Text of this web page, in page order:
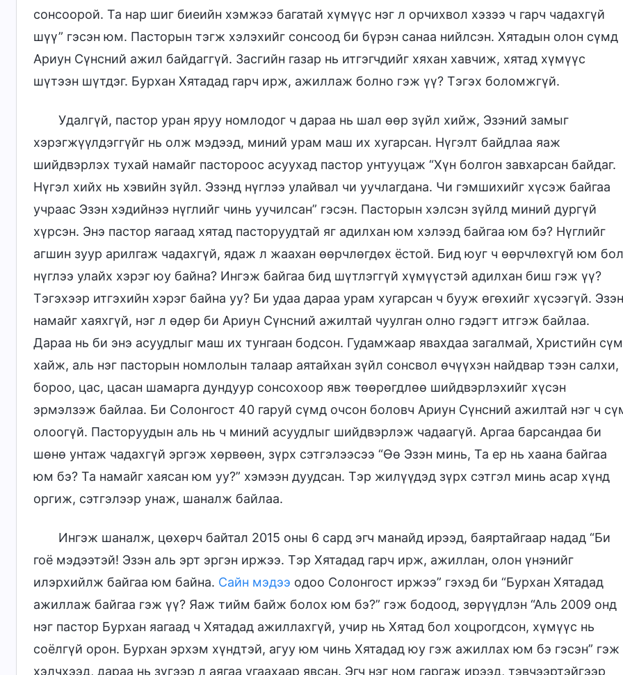
сонсоорой. Та нар шиг биеийн хэмжээ багатай хүмүүс нэг л орчихвол хэзээ ч гарч чадахгүй
шүү” гэсэн юм. Пасторын тэгж хэлэхийг сонсоод би бүрэн санаа нийлсэн. Хятадын олон сүмд
Ариун Сүнсний ажил байдаггүй. Засгийн газар нь итгэгчдийг хяхан хавчиж, хятад хүмүүс
шүтээн шүтдэг. Бурхан Хятадад гарч ирж, ажиллаж болно гэж үү? Тэгэх боломжгүй.
Удалгүй, пастор уран яруу номлодог ч дараа нь шал өөр зүйл хийж, Эзэний замыг
хэрэгжүүлдэггүйг нь олж мэдээд, миний урам маш их хугарсан. Нүгэлт байдлаа яаж
шийдвэрлэх тухай намайг пастороос асуухад пастор унтууцаж “Хүн болгон завхарсан байдаг.
Нүгэл хийх нь хэвийн зүйл. Эзэнд нүглээ улайвал чи уучлагдана. Чи гэмшихийг хүсэж байгаа
учраас Эзэн хэдийнээ нүглийг чинь уучилсан” гэсэн. Пасторын хэлсэн зүйлд миний дургүй
хүрсэн. Энэ пастор яагаад хятад пасторуудтай яг адилхан юм хэлээд байгаа юм бэ? Нүглийг
агшин зуур арилгаж чадахгүй, ядаж л жаахан өөрчлөгдөх ёстой. Бид юуг ч өөрчлөхгүй юм бол
нүглээ улайх хэрэг юу байна? Ингэж байгаа бид шүтлэггүй хүмүүстэй адилхан биш гэж үү?
Тэгэхээр итгэхийн хэрэг байна уу? Би удаа дараа урам хугарсан ч бууж өгөхийг хүсээгүй. Эзэн
намайг хаяхгүй, нэг л өдөр би Ариун Сүнсний ажилтай чуулган олно гэдэгт итгэж байлаа.
Дараа нь би энэ асуудлыг маш их тунгаан бодсон. Гудамжаар явахдаа загалмай, Христийн сүм
хайж, аль нэг пасторын номлолын талаар аятайхан зүйл сонсвол өчүүхэн найдвар тээн салхи,
бороо, цас, цасан шамарга дундуур сонсохоор явж төөрөгдлөө шийдвэрлэхийг хүсэн
эрмэлзэж байлаа. Би Солонгост 40 гаруй сүмд очсон боловч Ариун Сүнсний ажилтай нэг ч
олоогүй. Пасторуудын аль нь ч миний асуудлыг шийдвэрлэж чадаагүй. Аргаа барсандаа би
шөнө унтаж чадахгүй эргэж хөрвөөн, зүрх сэтгэлээсээ “Өө Эзэн минь, Та ер нь хаана байгаа
юм бэ? Та намайг хаясан юм уу?” хэмээн дуудсан. Тэр жилүүдэд зүрх сэтгэл минь асар хүнд
оргиж, сэтгэлээр унаж, шаналж байлаа.
Ингэж шаналж, цөхөрч байтал 2015 оны 6 сард эгч манайд ирээд, баяртайгаар надад “Би
гоё мэдээтэй! Эзэн аль эрт эргэн иржээ. Тэр Хятадад гарч ирж, ажиллан, олон үнэнийг
илэрхийлж байгаа юм байна. Сайн мэдээ одоо Солонгост иржээ” гэхэд би “Бурхан Хятадад
ажиллаж байгаа гэж үү? Яаж тийм байж болох юм бэ?” гэж бодоод, зөрүүдлэн “Аль 2009 онд
нэг пастор Бурхан яагаад ч Хятадад ажиллахгүй, учир нь Хятад бол хоцрогдсон, хүмүүс нь
соёлгүй орон. Бурхан эрхэм хүндтэй, агуу юм чинь Хятадад юу гэж ажиллах юм бэ гэсэн” гэж
хэлчхээд, дараа нь зүгээр л аягаа угаахаар явсан. Эгч нэг ном гаргаж ирээд, тэвчээртэйгээр